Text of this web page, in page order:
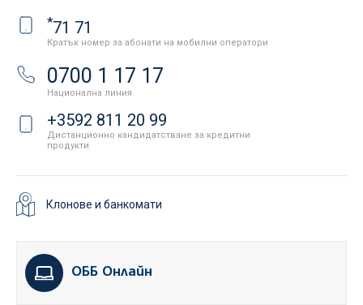
*71 71
Кратък номер за абонати на мобилни оператори
0700 1 17 17
Национална линия
+3592 811 20 99
Дистанционно кандидатстване за кредитни
продукти
Клонове и банкомати
ОББ Онлайн